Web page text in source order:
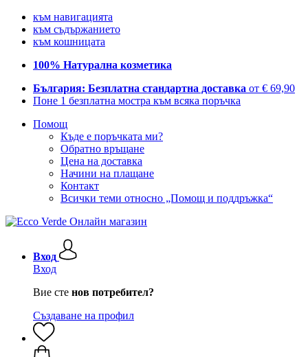
към навигацията
към съдържанието
към кошницата
100% Натурална козметика
България: Безплатна стандартна доставка от € 69,90
Поне 1 безплатна мостра към всяка поръчка
Помощ
Къде е поръчката ми?
Обратно връщане
Цена на доставка
Начини на плащане
Контакт
Всички теми относно „Помощ и поддръжка“
Вход
Вход
Вие сте нов потребител?
Създаване на профил